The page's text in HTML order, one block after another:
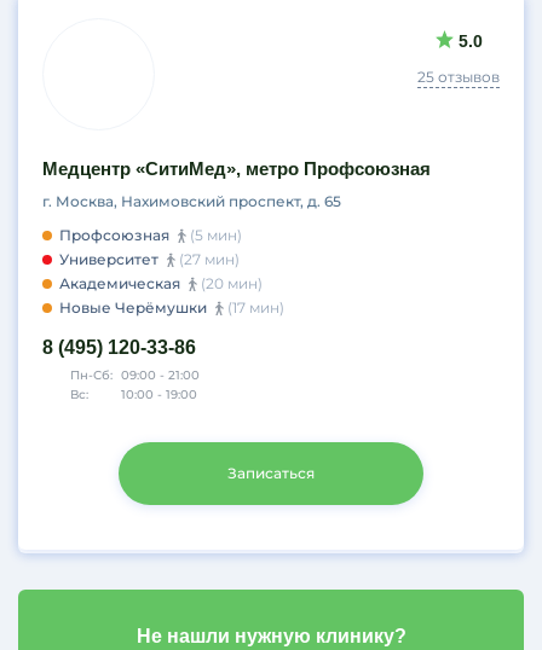
5.0
25 отзывов
Медцентр «СитиМед», метро Профсоюзная
г. Москва, Нахимовский проспект, д. 65
Профсоюзная
(5 мин)
Университет
(27 мин)
Академическая
(20 мин)
Новые Черёмушки
(17 мин)
Пн-Сб: 09:00 - 21:00
Вс:
10:00 - 19:00
8 (495) 120-33-86
Записаться
Не нашли нужную клинику?